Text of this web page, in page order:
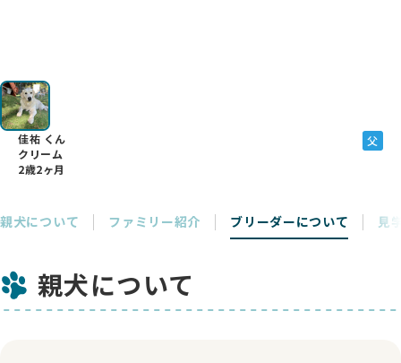
佳祐 くん
クリーム
2歳2ヶ月
父
親犬について ファミリー紹介 ブリーダーについて 見
親犬について